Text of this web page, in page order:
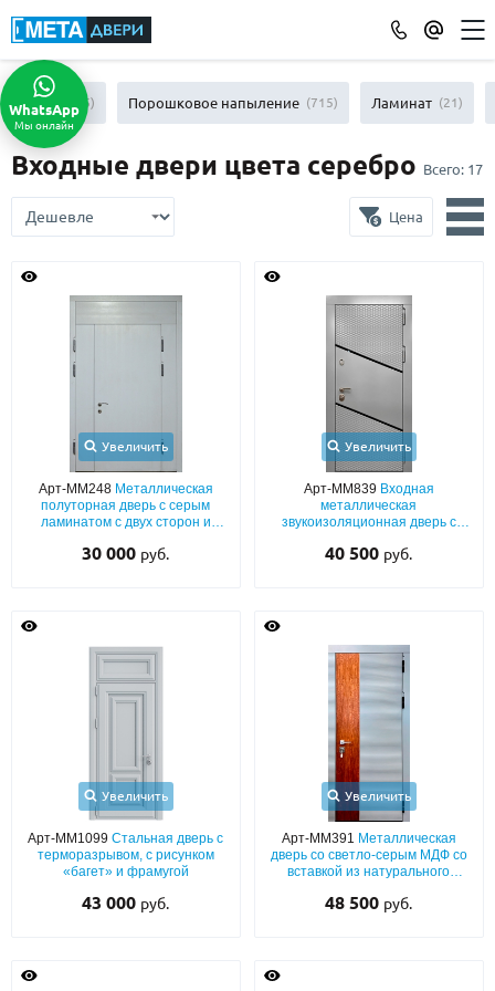
КАТАЛОГ ДВЕРЕЙ
ПО ОТДЕЛКЕ
МДФ(865)
Порошковое напыление
Ламинат(21)
МДФ наборный(58)
МДФ шпон(119)
С зеркалом
С выдавленным рисунком
С металлобагетом
(108)
С геометрическим рисунком
С реечным дизайном (29)
ПО НАЗНАЧЕНИЮ
ПО КОНСТРУКЦИИ
Популярные двери
ДВЕРИ С ТЕРМОРАЗРЫВОМ
ГАЛЕРЕЯ
МДФ (865) Порошковое напыление (715) Ламинат (21)
Входные двери цвета серебро Всего: 17
Цена
Увеличить
Арт-ММ248 Металлическая
полуторная дверь с серым
ламинатом с двух сторон и
30 000 руб.
Увеличить
Арт-ММ839 Входная
металлическая
звукоизоляционная дверь с
RAL) с черными полосками
40 500 руб.
Увеличить
Арт-ММ1099Стальная дверь с
терморазрывом, с рисунком
«багет» и фрамугой
43 000 руб.
Увеличить
Арт-ММ391 Металлическая
дверь со светло-серым МДФ со
вставкой из натурального
48 500 руб.
WhatsApp
Мы онлайн